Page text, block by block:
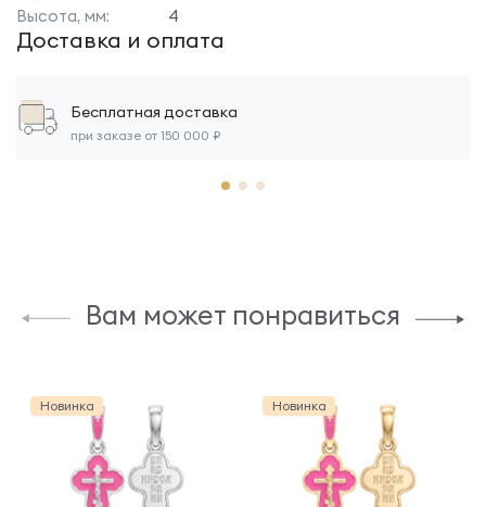
Высота, мм:
4
Доставка и оплата
Бесплатная доставка
при заказе от 150 000 ₽
Вам может понравиться
Новинка Новинка